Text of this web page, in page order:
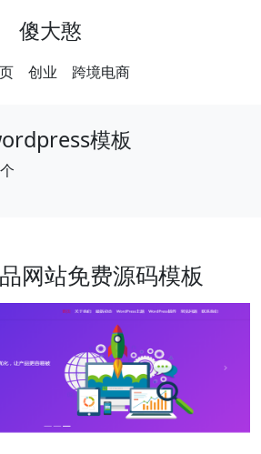
傻大憨
创业 跨境电商
模板
网站免费源码模板